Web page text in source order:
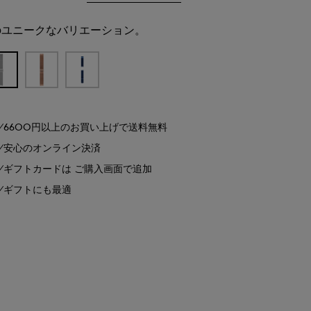
ニークなバリエーション。
6600円以上のお買い上げで送料無料
安心のオンライン決済
ギフトカードは ご購入画面で追加
ギフトにも最適